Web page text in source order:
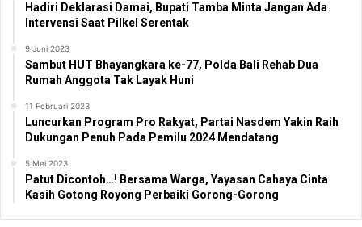
Hadiri Deklarasi Damai, Bupati Tamba Minta Jangan Ada
Intervensi Saat Pilkel Serentak
9 Juni 2023
Sambut HUT Bhayangkara ke-77, Polda Bali Rehab Dua
Rumah Anggota Tak Layak Huni
11 Februari 2023
Luncurkan Program Pro Rakyat, Partai Nasdem Yakin Raih
Dukungan Penuh Pada Pemilu 2024 Mendatang
5 Mei 2023
Patut Dicontoh…! Bersama Warga, Yayasan Cahaya Cinta
Kasih Gotong Royong Perbaiki Gorong-Gorong